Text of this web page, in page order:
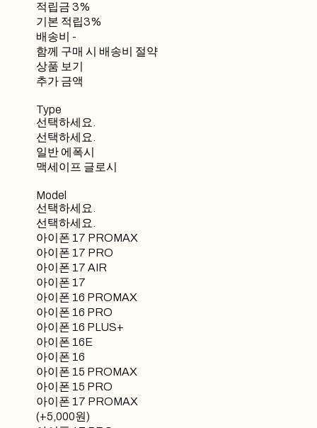
적립금 3%
기본 적립3%
배송비 -
함께 구매 시 배송비 절약
상품 보기
추가 금액
Type
선택하세요.
선택하세요.
일반 에폭시
맥세이프 글로시
Model
선택하세요.
선택하세요.
아이폰 17 PROMAX
아이폰 17 PRO
아이폰 17 AIR
아이폰 17
아이폰 16 PROMAX
아이폰 16 PRO
아이폰 16 PLUS+
아이폰 16E
아이폰 16
아이폰 15 PROMAX
아이폰 15 PRO
아이폰 17 PROMAX
(+5,000원)